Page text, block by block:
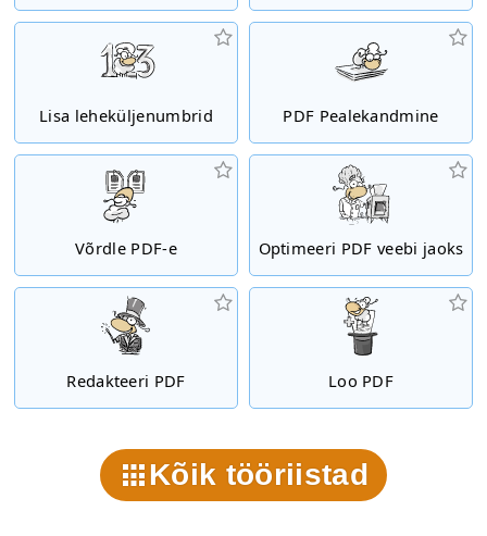
Lisa leheküljenumbrid PDF Pealekandmine
Võrdle PDF-e Optimeeri PDF veebi jaoks
Redakteeri PDF Loo PDF
Kõik tööriistad